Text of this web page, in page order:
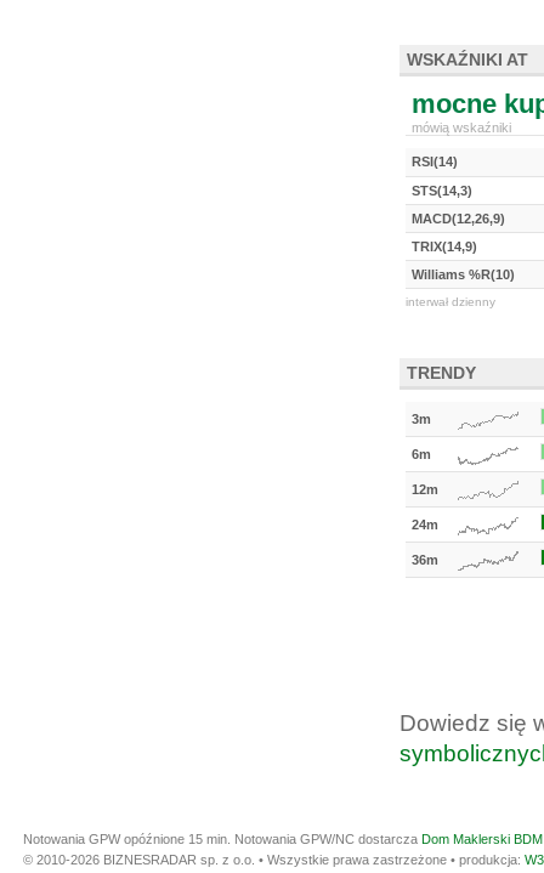
WSKAŹNIKI AT
mocne
mówią wskaźniki
RSI(14)
STS(14,3)
MACD(12,26,9)
TRIX(14,9)
Williams %R(10)
interwał dzienny
TRENDY
3m
6m
12m
24m
36m
Dowiedz się
Notowania GPW opóźnione 15 min. Notowania GPW/NC dostarcza Dom Maklerski
© 2010-2026 BIZNESRADAR sp. z o.o. • Wszystkie prawa zastrzeżone • produkcja: